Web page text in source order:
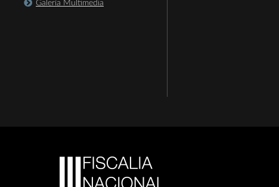
Galería Multimedia